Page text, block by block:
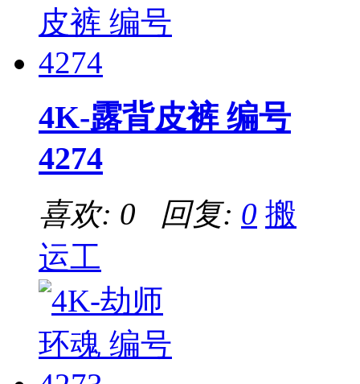
4K-露背皮裤 编号
4274
喜欢: 0 回复: 0 搬
运工